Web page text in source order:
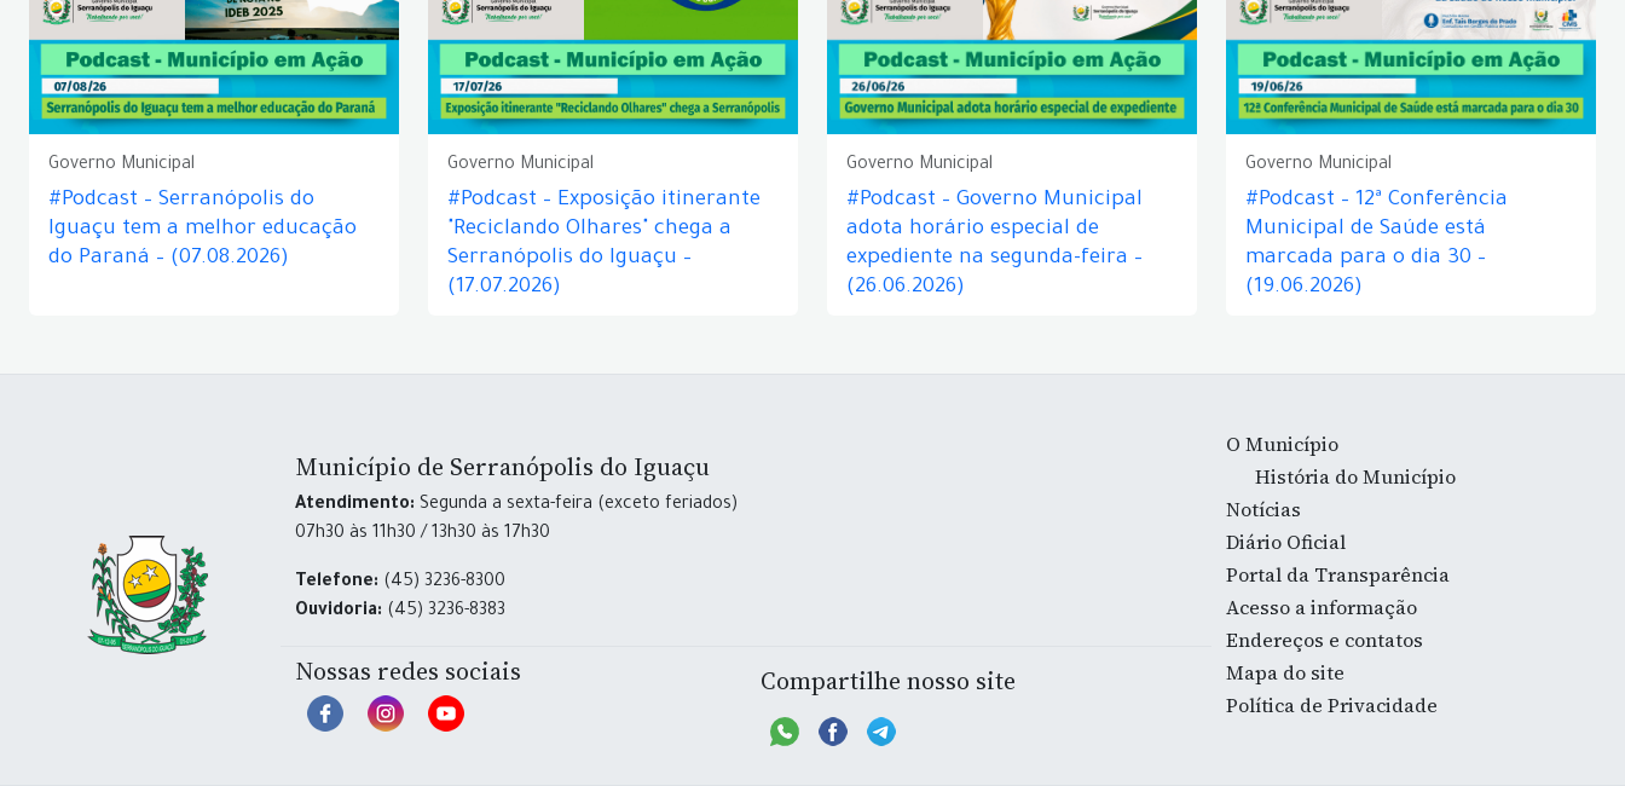
Governo Municipal
#Podcast – Serranópolis do
Iguaçu tem a melhor educação
do Paraná – (07.08.2026)
Governo Municipal
#Podcast – Exposição itinerante
"Reciclando Olhares" chega a
Serranópolis do Iguaçu –
(17.07.2026)
Governo Municipal
#Podcast – Governo Municipal
adota horário especial de
expediente na segunda-feira –
(26.06.2026)
Governo Municipal
#Podcast – 12ª Conferência
Municipal de Saúde está
marcada para o dia 30 –
(19.06.2026)
Município de Serranópolis do Iguaçu
Atendimento: Segunda a sexta-feira (exceto feriados)
07h30 às 11h30 / 13h30 às 17h30
Telefone: (45) 3236-8300
Ouvidoria: (45) 3236-8383
Nossas redes sociais Compartilhe nosso site
O Município
História do Município
Notícias
Diário Oficial
Portal da Transparência
Acesso a informação
Endereços e contatos
Mapa do site
Política de Privacidade